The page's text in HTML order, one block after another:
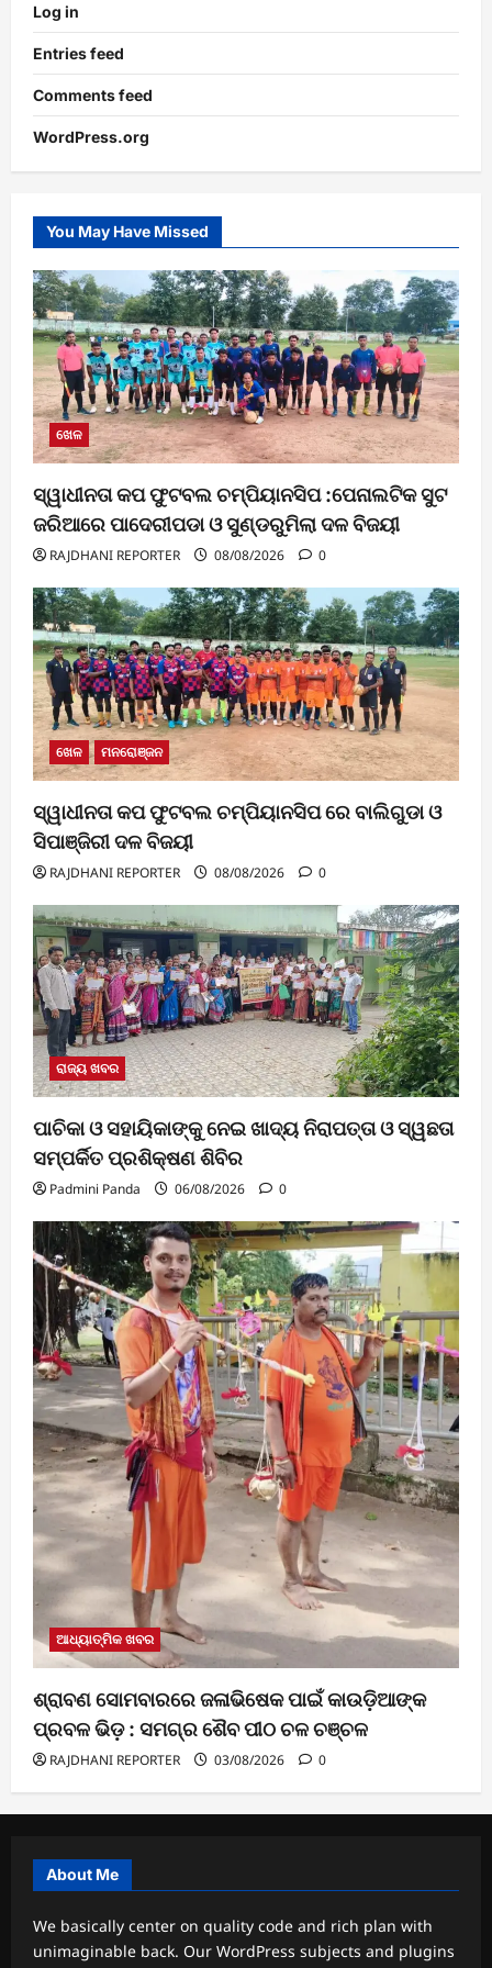
Log in
Entries feed
Comments feed
WordPress.org
You May Have Missed
ଖେଳ
ସ୍ୱାଧୀନତା କପ ଫୁଟବଲ ଚମ୍ପିୟାନସିପ :ପେନାଲଟିକ ସୁଟ
ଜରିଆରେ ପାଦେରୀପଡା ଓ ସୁଣ୍ଡରୁମିଲା ଦଳ ବିଜୟୀ
RAJDHANI REPORTER 08/08/2026 0
ଖେଳ ମନରୋଞ୍ଜନ
ସ୍ୱାଧୀନତା କପ ଫୁଟବଲ ଚମ୍ପିୟାନସିପ ରେ ବାଲିଗୁଡା ଓ
ସିପାଞ୍ଜିରୀ ଦଳ ବିଜୟୀ
RAJDHANI REPORTER 08/08/2026 0
ରାଜ୍ୟ ଖବର
ପାଚିକା ଓ ସହାୟିକାଙ୍କୁ ନେଇ ଖାଦ୍ୟ ନିରାପତ୍ତା ଓ ସ୍ୱଛତା
ସମ୍ପର୍କିତ ପ୍ରଶିକ୍ଷଣ ଶିବିର
Padmini Panda 06/08/2026 0
ଆଧ୍ୟାତ୍ମିକ ଖବର
ଶ୍ରାବଣ ସୋମବାରରେ ଜଳାଭିଷେକ ପାଇଁ କାଉଡ଼ିଆଙ୍କ
ପ୍ରବଳ ଭିଡ଼ : ସମଗ୍ର ଶୈବ ପୀଠ ଚଳ ଚଞ୍ଚଳ
RAJDHANI REPORTER 03/08/2026 0
About Me
We basically center on quality code and rich plan with
unimaginable back. Our WordPress subjects and plugins